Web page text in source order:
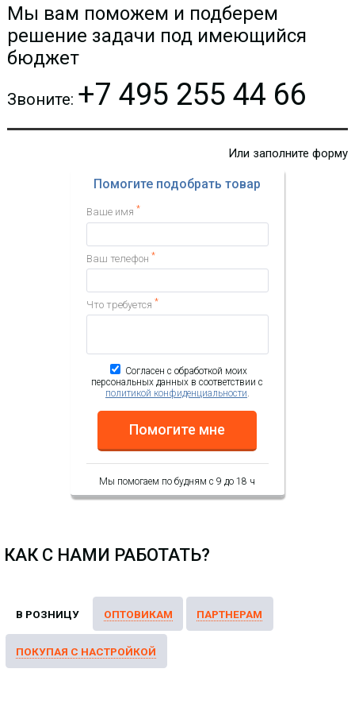
Мы вам поможем и подберем
решение задачи под имеющийся
бюджет
Звоните: +7 495 255 44 66
Или заполните форму
Помогите подобрать товар
Ваше имя *
Ваш телефон *
Что требуется *
Согласен с обработкой моих
персональных данных в соответствии с
политикой конфиденциальности.
Помогите мне
Мы помогаем по будням с 9 до 18 ч
КАК С НАМИ РАБОТАТЬ?